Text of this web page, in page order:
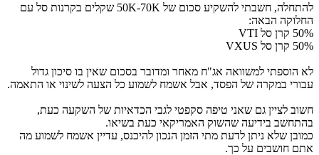
להתחלה, חשבתי להשקיע סכום של 50K-70K שקלים בקרנות סל עם
החלוקה הבאה:
50% קרן סל VTI
50% קרן סל VXUS
לא הוספתי למשוואה אג"ח מאחר ומדובר בסכום שאין בו סיכון גדול
עבורי במקרה של הפסד, אבל אשמח לשמוע כל הצעה לשינוי או התאמה.
חשוב לציין גם שאני טיפה סקפטי לגבי הכדאיות של השקעה כעת,
בהתחשב בידיעה שהשוק האמריקאי כעת בשיאו.
כמובן שלא ניתן לדעת מתי הזמן הנכון להיכנס, עדיין אשמח לשמוע מה
אתם חושבים על כך.